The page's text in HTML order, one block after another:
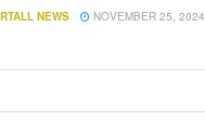
NEWS NOVEMBER 25, 2024